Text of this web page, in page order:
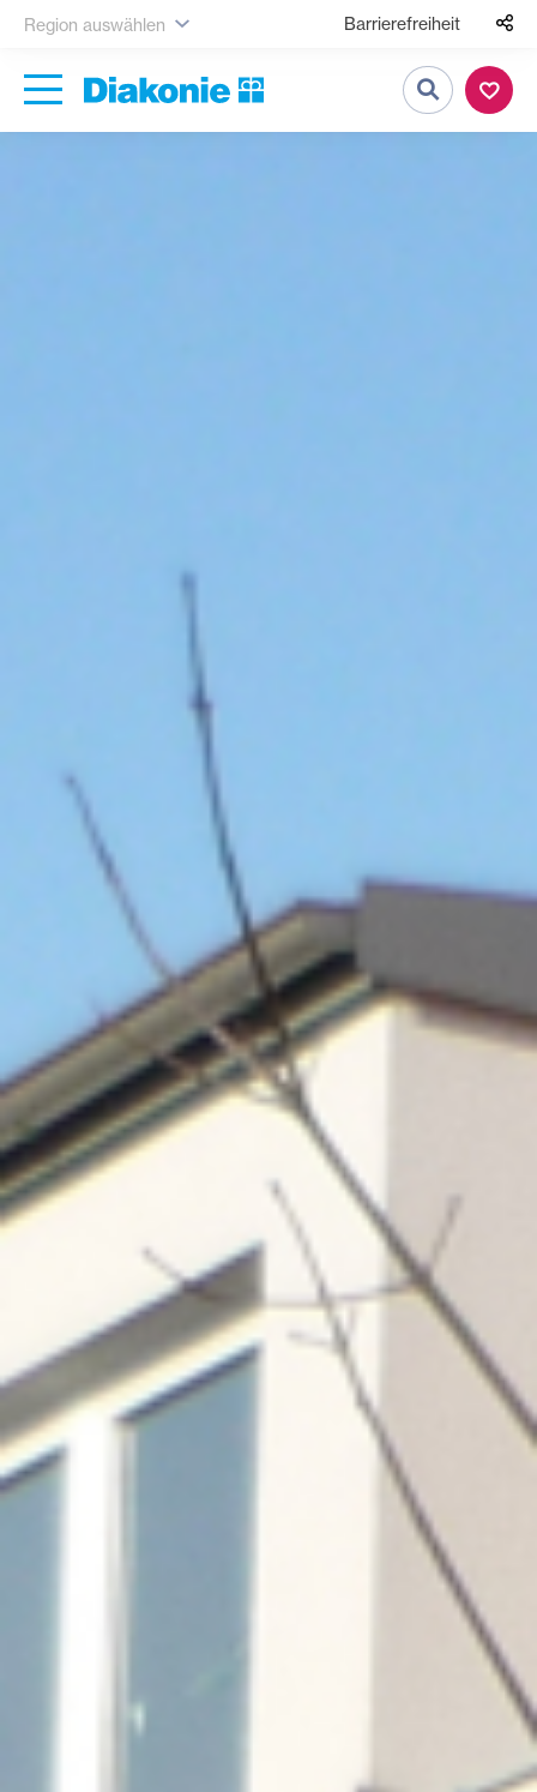
Region auswählen Barrierefreiheit
Suche